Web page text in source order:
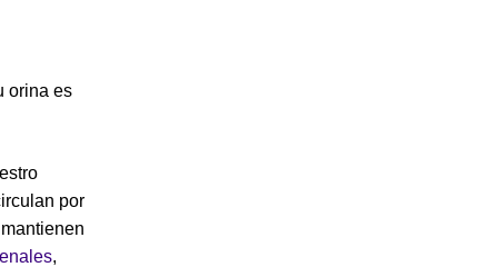
orina es
por
,